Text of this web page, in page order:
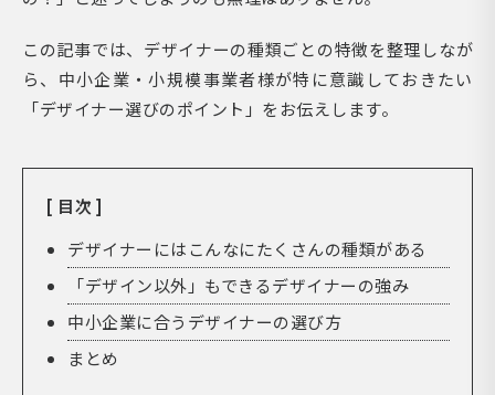
この記事では、デザイナーの種類ごとの特徴を整理しなが
ら、中小企業・小規模事業者様が特に意識しておきたい
「デザイナー選びのポイント」をお伝えします。
[ 目次 ]
デザイナーにはこんなにたくさんの種類がある
「デザイン以外」もできるデザイナーの強み
中小企業に合うデザイナーの選び方
まとめ